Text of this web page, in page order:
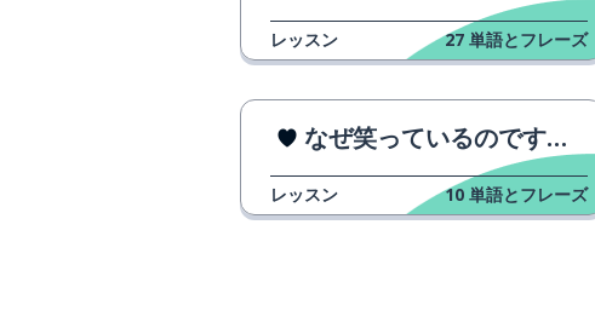
レッスン 27 単語とフレーズ
なぜ笑っているのですか？
レッスン 10 単語とフレーズ